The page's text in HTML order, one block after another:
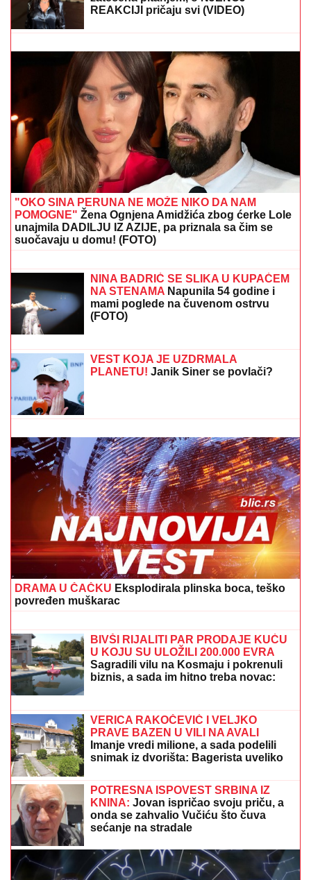
"VOLIM STARIJE DEVOJKE" Mina i Viktor progovorili
o PRESELJENJU I BRAKU, pa OPLELI po rijaliti
učesnicima: "Ledena kraljica je opelješila deda
Daneta (VIDEO)
"STANIJA, DA NEMAŠ MOŽDA
SUTLIJAŠ?" Pobednica Elite ostala
zatečena pitanjem, o NJENOJ
REAKCIJI pričaju svi (VIDEO)
BORA SANTANA IMA OZBILJAN
BIZNIS ZA KOJI SE MALO ZNAPored
rijalitija i voditeljstva novac mu kaplje i
od ovog posla: "Ljudi mi dolaze
"OKO SINA PERUNA NE MOŽE NIKO DA NAM
POMOGNE"Žena Ognjena Amidžića zbog ćerke Lole
unajmila DADILJU IZ AZIJE, pa priznala sa čim se
suočavaju u domu! (FOTO)
LANČANI SUDAR NA GAZELI
Jedna
osoba odmah prevezena u bolnicu,
stvaraju se gužve
NA STENAMANapunila 54 godine i
mami poglede na čuvenom ostrvu
(FOTO)
Žestoka odmazda i novi udar: Zbog ove Trampove
odluke Peking je odmah podigao uzbunu
VEST KOJA JE UZDRMALA
PLANETU!Janik Siner se povlači?